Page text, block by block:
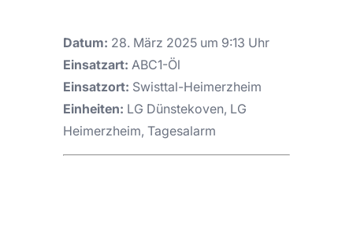
Datum: 28. März 2025 um 9:13 Uhr
Einsatzart: ABC1-Öl
Einsatzort: Swisttal-Heimerzheim
Einheiten: LG Dünstekoven, LG
Heimerzheim, Tagesalarm